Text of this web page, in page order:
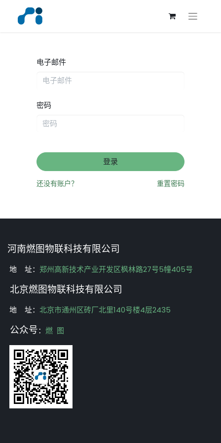
电子邮件
密码
登录
还没有账户？ 重置密码
河南燃图物联科技有限公司
地 址： 郑州高新技术产业开发区枫林路27号5幢405号
北京燃图物联科技有限公司
地 址： 北京市通州区砖厂北里140号楼4层2435
公众号： 燃 图